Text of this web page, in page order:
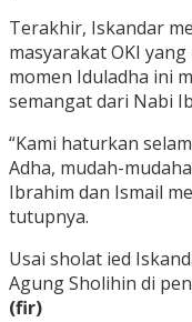
Terakhir, Iskandar
masyarakat OKI
momen Iduladha ini
semangat dari Nabi
“Kami haturkan
Adha, mudah-
Ibrahim dan Ismail
tutupnya.
Usai sholat ied
Agung Sholihin di
(fir)